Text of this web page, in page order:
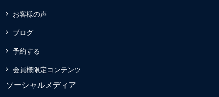
お客様の声
ブログ
予約する
会員様限定コンテンツ
ソーシャルメディア